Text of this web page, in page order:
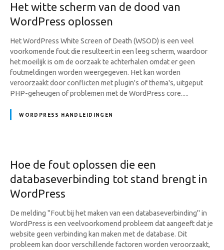
Het witte scherm van de dood van
WordPress oplossen
Het WordPress White Screen of Death (WSOD) is een veel
voorkomende fout die resulteert in een leeg scherm, waardoor
het moeilijk is om de oorzaak te achterhalen omdat er geen
foutmeldingen worden weergegeven. Het kan worden
veroorzaakt door conflicten met plugin's of thema's, uitgeput
PHP-geheugen of problemen met de WordPress core.....
WORDPRESS HANDLEIDINGEN
Hoe de fout oplossen die een
databaseverbinding tot stand brengt in
WordPress
De melding "Fout bij het maken van een databaseverbinding" in
WordPress is een veelvoorkomend probleem dat aangeeft dat je
website geen verbinding kan maken met de database. Dit
probleem kan door verschillende factoren worden veroorzaakt,